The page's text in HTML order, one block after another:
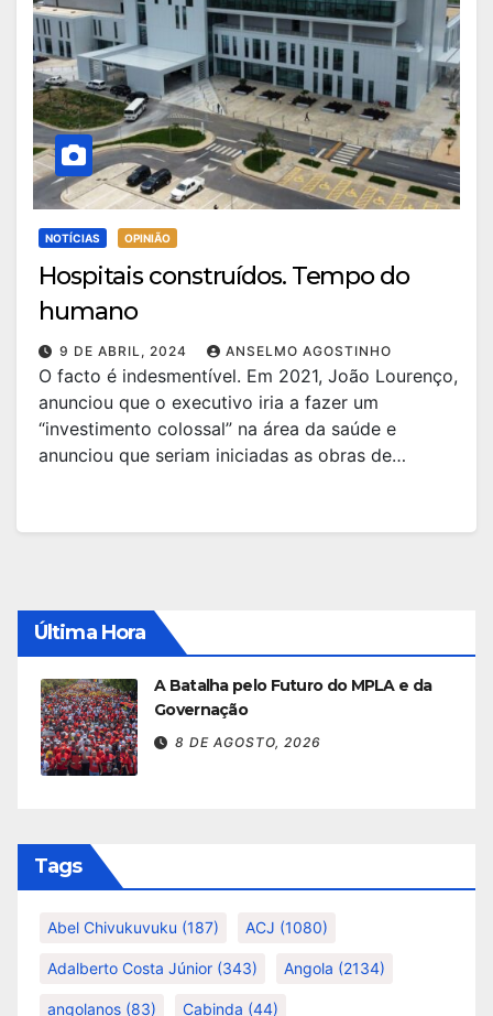
NOTÍCIAS OPINIÃO
Hospitais construídos. Tempo do
humano
9 DE ABRIL, 2024 ANSELMO AGOSTINHO
O facto é indesmentível. Em 2021, João Lourenço,
anunciou que o executivo iria a fazer um
“investimento colossal” na área da saúde e
anunciou que seriam iniciadas as obras de…
Última Hora
A Batalha pelo Futuro do MPLA e da
Governação
8 DE AGOSTO, 2026
Tags
Abel Chivukuvuku (187) ACJ (1080)
Adalberto Costa Júnior (343) Angola (2134)
angolanos (83) Cabinda (44)